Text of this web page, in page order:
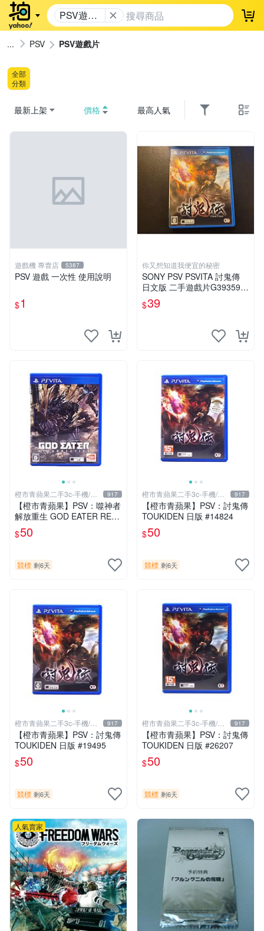
PSV遊戲
片
登
PSV PSV遊戲片
全部
分類
最新上架 價格 最高人氣
遊戲機 專賣店 5387
PSV 遊戲 一次性 使用說明
$1
你又想知道我便宜的秘密
SONY PSV PSVITA 討鬼傳
日文版 二手遊戲片G39359
(下標前請先詢問)
$39
橙市青蘋果二手3c-手機/相
機
917
【橙市青蘋果】PSV：噬神者
解放重生 GOD EATER RES
URRECTION 日版 #19491
$50
競標 剩6天
橙市青蘋果二手3c-手機/相
機
917
【橙市青蘋果】PSV：討鬼傳
TOUKIDEN 日版 #14824
$50
競標 剩6天
橙市青蘋果二手3c-手機/相
機
917
【橙市青蘋果】PSV：討鬼傳
TOUKIDEN 日版 #19495
$50
競標 剩6天
橙市青蘋果二手3c-手機/相
機
917
【橙市青蘋果】PSV：討鬼傳
TOUKIDEN 日版 #26207
$50
競標 剩6天
人氣賣家